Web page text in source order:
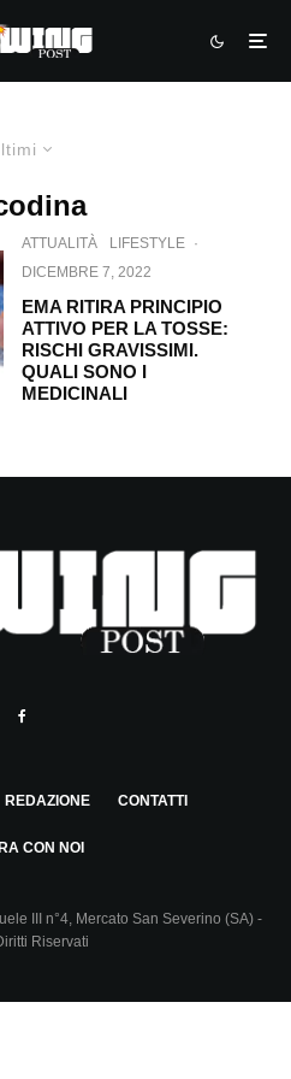
ATTUALITÀ LIFESTYLE ·
DICEMBRE 7, 2022
EMA RITIRA PRINCIPIO
ATTIVO PER LA TOSSE:
RISCHI GRAVISSIMI.
QUALI SONO I
MEDICINALI
REDAZIONE CONTATTI
CON NOI
III n°4, Mercato San Severino (SA) -
Riservati